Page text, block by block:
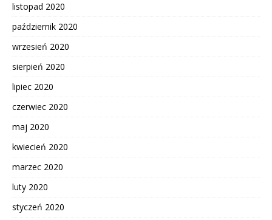
listopad 2020
październik 2020
wrzesień 2020
sierpień 2020
lipiec 2020
czerwiec 2020
maj 2020
kwiecień 2020
marzec 2020
luty 2020
styczeń 2020